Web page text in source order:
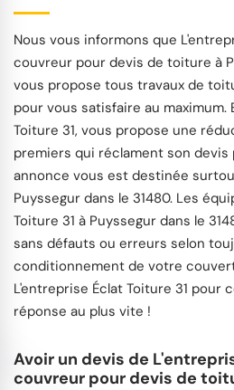
Nous vous informons que
couvreur pour devis de toiture à
vous propose tous travaux de
pour vous satisfaire au maximum.
Toiture 31, vous propose une
premiers qui réclament son
annonce vous est destinée
Puyssegur dans le 31480. Les
Toiture 31 à Puyssegur dans le
sans défauts ou erreurs selon
conditionnement de votre
L'entreprise Éclat Toiture 31 pour
réponse au plus vite !
Avoir un devis de
couvreur pour devis de